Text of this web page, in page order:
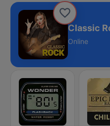
Classic
Online